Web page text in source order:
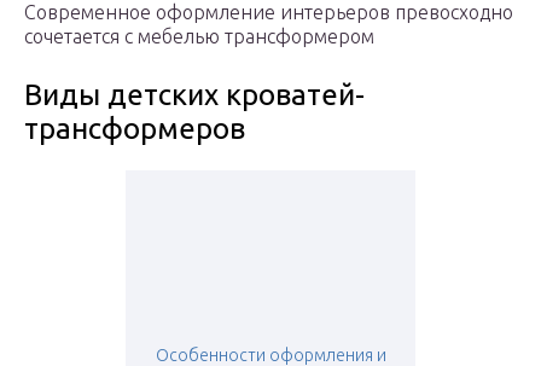
Современное оформление интерьеров превосходно
сочетается с мебелью трансформером
Виды детских кроватей-
трансформеров
Особенности оформления и